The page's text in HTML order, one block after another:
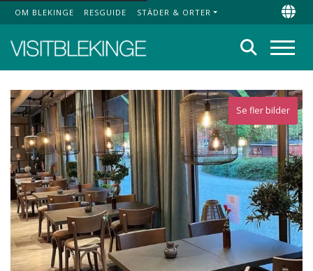
Top Menu
OM BLEKINGE RESGUIDE STÄDER & ORTER
Sök
Se fler bilder